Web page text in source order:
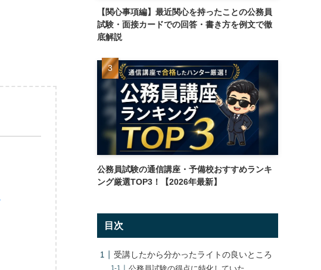
【関心事項編】最近関心を持ったことの公務員
試験・面接カードでの回答・書き方を例文で徹
底解説
公務員試験の通信講座・予備校おすすめランキ
ング厳選TOP3！【2026年最新】
目次
受講したから分かったライトの良いところ